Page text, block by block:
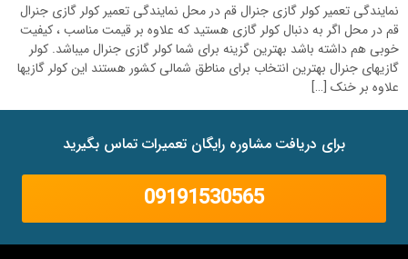
نمایندگی تعمیر کولر گازی جنرال قم در محل نمایندگی تعمیر کولر گازی جنرال
قم در محل اگر به دنبال کولر گازی هستید که علاوه بر قیمت مناسب ، کیفیت
خوبی هم داشته باشد بهترین گزینه برای شما کولر گازی جنرال میباشد. کولر
گازیهای جنرال بهترین انتخاب برای مناطق شمالی کشور هستند این کولر گازیها
علاوه بر خنک […]
برای دریافت مشاوره رایگان تعمیرات تماس بگیرید
09191530565